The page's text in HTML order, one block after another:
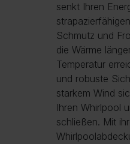
senkt Ihren
Schmutz und
die Wärme
Temperatur
und robuste
starkem Wind
Ihren Whirlpool
schließen. Mit